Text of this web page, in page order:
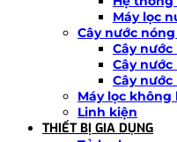
Máy lọc
Cây nước
Cây
Cây
Cây
Máy lọc không
Linh kiện
THIẾT BỊ GIA DỤNG